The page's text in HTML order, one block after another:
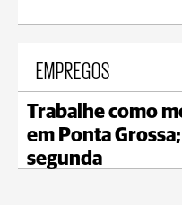
EMPREGOS
Trabalhe como
em Ponta
segunda